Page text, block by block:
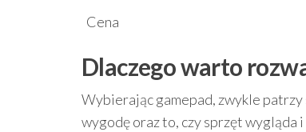
Cena
Dlaczego warto
Wybierając gamepad, zwykle
wygodę oraz to, czy sprzęt wygląda